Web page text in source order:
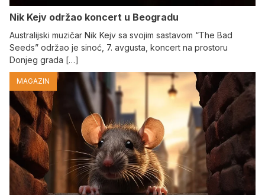
Nik Kejv održao koncert u Beogradu
Australijski muzičar Nik Kejv sa svojim sastavom “The Bad
Seeds” održao je sinoć, 7. avgusta, koncert na prostoru
Donjeg grada […]
MAGAZIN